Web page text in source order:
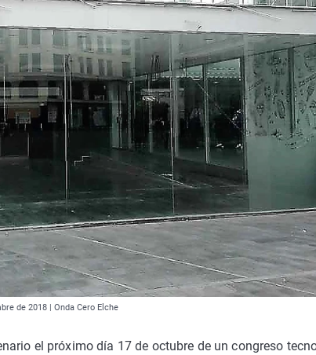
de 2018 | Onda Cero Elche
el próximo día 17 de octubre de un congreso